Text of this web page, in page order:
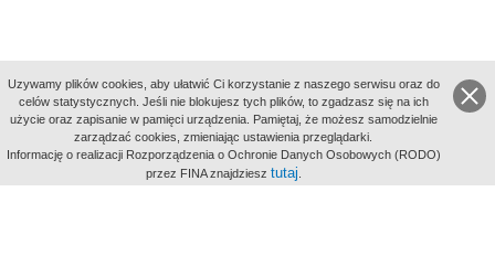
aktywności
Uzywamy plików cookies, aby ułatwić Ci korzystanie z naszego serwisu oraz do
celów statystycznych. Jeśli nie blokujesz tych plików, to zgadzasz się na ich
użycie oraz zapisanie w pamięci urządzenia. Pamiętaj, że możesz samodzielnie
zarządzać cookies, zmieniając ustawienia przeglądarki.
Informację o realizacji Rozporządzenia o Ochronie Danych Osobowych (RODO)
przez FINA znajdziesz tutaj